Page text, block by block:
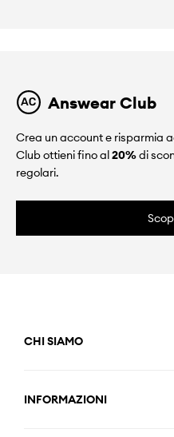
Answear Club
Crea un account e risparmia
Club ottieni fino al20%di
regolari.
CHI SIAMO
INFORMAZIONI